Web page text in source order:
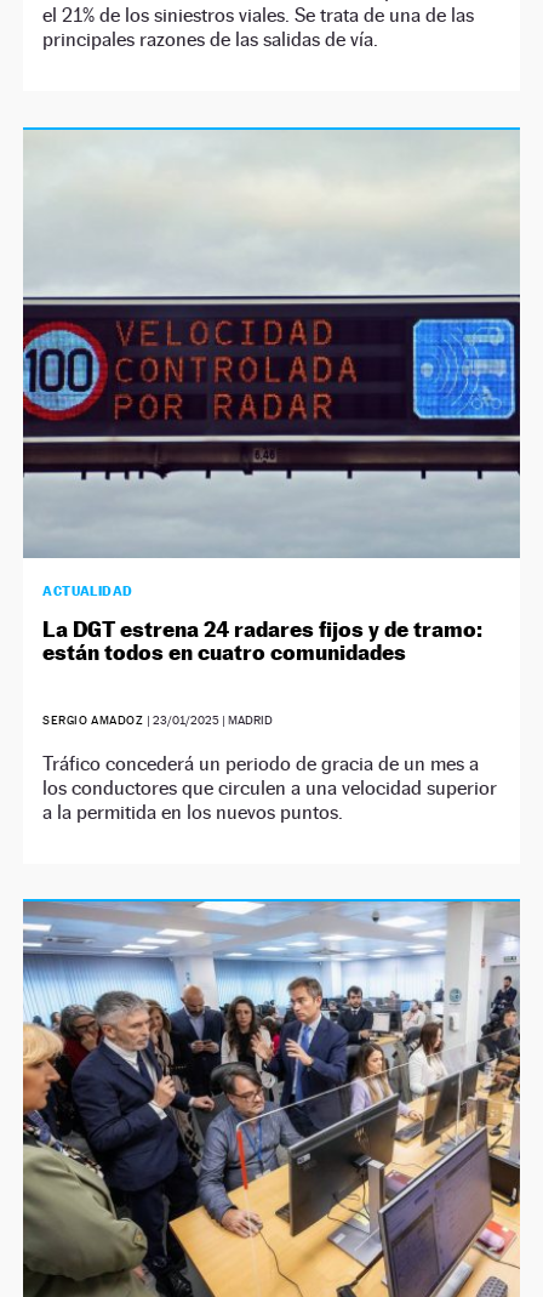
el 21% de los siniestros viales. Se trata de una de las
principales razones de las salidas de vía.
ACTUALIDAD
La DGT estrena 24 radares fijos y de tramo:
están todos en cuatro comunidades
SERGIO AMADOZ | 23/01/2025| MADRID
Tráfico concederá un periodo de gracia de un mes a
los conductores que circulen a una velocidad superior
a la permitida en los nuevos puntos.